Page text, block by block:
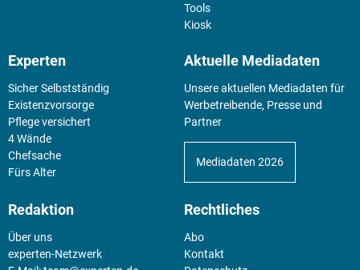
Tools
Kiosk
Experten
Sicher Selbstständig
Existenz­vorsorge
Pflege versichert
4 Wände
Chefsache
Fürs Alter
Aktuelle Mediadaten
Unsere aktuellen Mediadaten für
Werbetreibende, Presse und
Partner
Mediadaten 2026
Redaktion
Über uns
experten-Netzwerk
Rechtliches
Abo
Kontakt